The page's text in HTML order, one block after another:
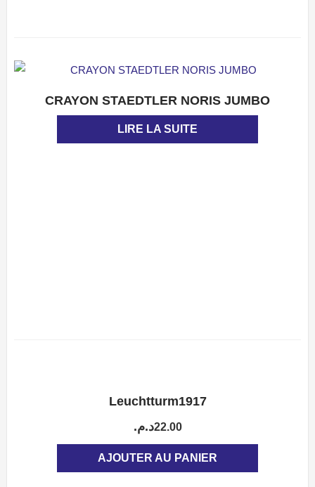
APERÇU
CRAYON STAEDTLER NORIS JUMBO
LIRE LA SUITE
Leuchtturm1917
22.00د.م.
AJOUTER AU PANIER